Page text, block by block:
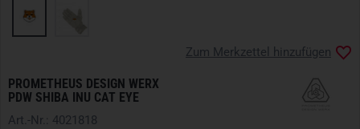
PROMETHEUS DESIGN WERX
PDW SHIBA INU CAT EYE
Zum Merkzettel hinzufügen
Art.-Nr.: 4021818